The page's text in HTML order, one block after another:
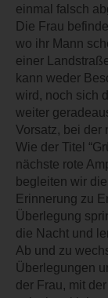
einmal falsch
Die Frau
wo ihr Mann
einer
kann weder
wird, noch sich
weiter
Vorsatz, bei der
Wie der Titel
nächste rote
begleiten wir
Erinnerung zu
Überlegung
die Nacht und
Ab und zu
Überlegungen
der Frau, mit